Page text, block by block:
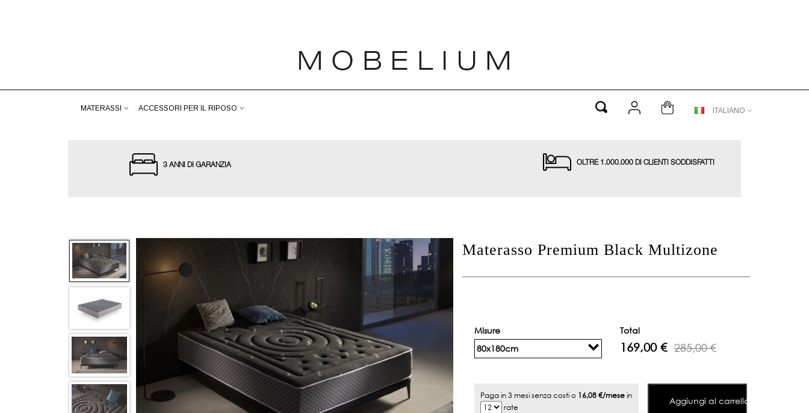
MATERASSI ACCESSORI PER IL RIPOSO ITALIANO
3 ANNI DI GARANZIA OLTRE 1.000.000 DI CLIENTI SODDISFATTI
Materasso Premium Black Multizone
Misure
80x180cm
Total
169,00 € 285,00 €
Paga in 3 mesi senza costi o 16,08 €/mesein
rate
Aggiungi al carrello